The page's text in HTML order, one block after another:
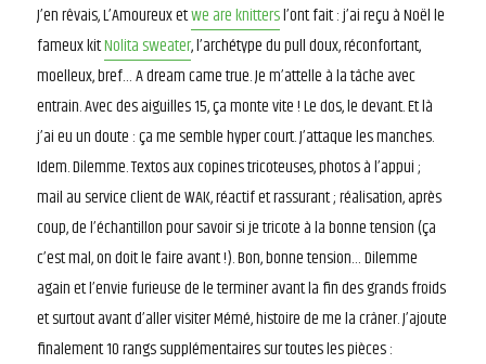
J’en rêvais, L’Amoureux etwe are knittersl’ont fait : j’ai reçu à Noël le
fameux kitNolita sweater, l’archétype du pull doux, réconfortant,
moelleux, bref… A dream came true. Je m’attelle à la tâche avec
entrain. Avec des aiguilles 15, ça monte vite ! Le dos, le devant. Et là
j’ai eu un doute : ça me semble hyper court. J’attaque les manches.
Idem. Dilemme. Textos aux copines tricoteuses, photos à l’appui ;
mail au service client de WAK, réactif et rassurant ; réalisation, après
coup, de l’échantillon pour savoir si je tricote à la bonne tension (ça
c’est mal, on doit le faire avant !). Bon, bonne tension… Dilemme
again et l’envie furieuse de le terminer avant la fin des grands froids
et surtout avant d’aller visiter Mémé, histoire de me la crâner. J’ajoute
finalement 10 rangs supplémentaires sur toutes les pièces :